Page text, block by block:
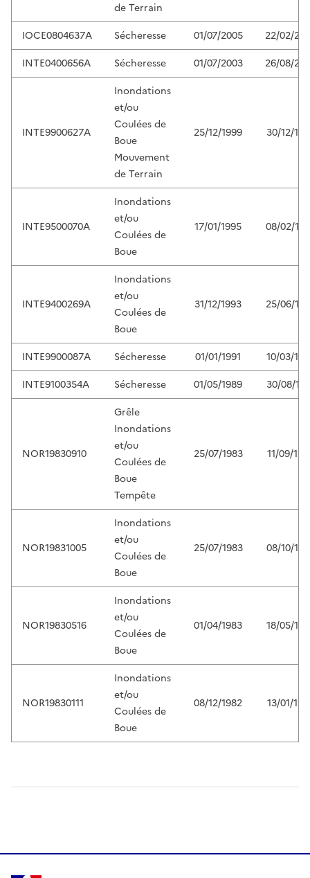
de Terrain
IOCE0804637A Sécheresse 01/07/2005
22/02/
INTE0400656A
Sécheresse 01/07/2003 26/08/
INTE9900627A
Inondations
et/ou
Coulées de
Boue
Mouvement
de Terrain
25/12/1999 30/12/
INTE9500070A
Inondations
et/ou
Coulées de
Boue
17/01/1995 08/02/
INTE9400269A
Inondations
et/ou
Coulées de
Boue
31/12/1993 25/06/
INTE9900087A Sécheresse 01/01/1991
10/03/
INTE9100354A
Sécheresse 01/05/1989 30/08/
NOR19830910
Grêle
Inondations
et/ou
Coulées de
Boue
Tempête
25/07/1983 11/09/
NOR19831005
Inondations
et/ou
Coulées de
Boue
25/07/1983 08/10/
NOR19830516
Inondations
et/ou
Coulées de
Boue
01/04/1983 18/05/
NOR19830111
Inondations
et/ou
Coulées de
Boue
08/12/1982 13/01/